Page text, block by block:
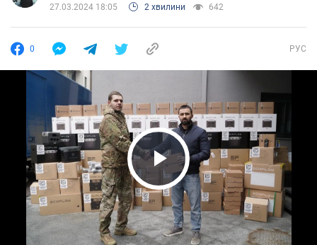
27.03.2024 18:05 2 хвилини 642
0 РУС
Play Video